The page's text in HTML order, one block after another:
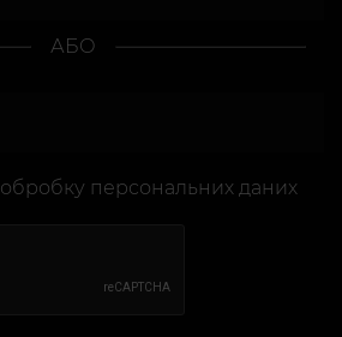
АБО
обробку персональних даних